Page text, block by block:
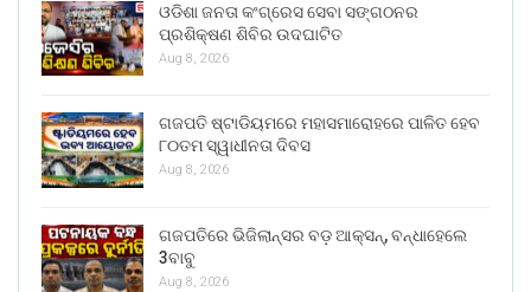
ଓଡିଶା ଜନତା କଂଗ୍ରେସ ସେବା ସଙ୍ଗଠନର
ପ୍ରଶିକ୍ଷଣ ଶିବିର ଉଦଘାଟିତ
Aug 8, 2026
ଗଜପତି ଷ୍ଟାଡିୟମରେ ମହାସମାରୋହରେ ପାଳିତ ହେବ
୮୦ତମ ସ୍ୱାଧୀନତା ଦିବସ
Aug 8, 2026
ଗଜପତିରେ ଭିଜିଲାନ୍ସର ବଡ଼ ଆକ୍ସନ୍, ବନ୍ଧାହେଲେ
3ବାବୁ
Aug 8, 2026